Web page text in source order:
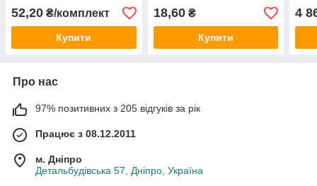
52,20 ₴/комплект
Купити
18,60₴
Купити
4
Про нас
97% позитивних з 205 відгуків за рік
Працює з 08.12.2011
м. Дніпро
Детальбудівська 57, Дніпро, Україна